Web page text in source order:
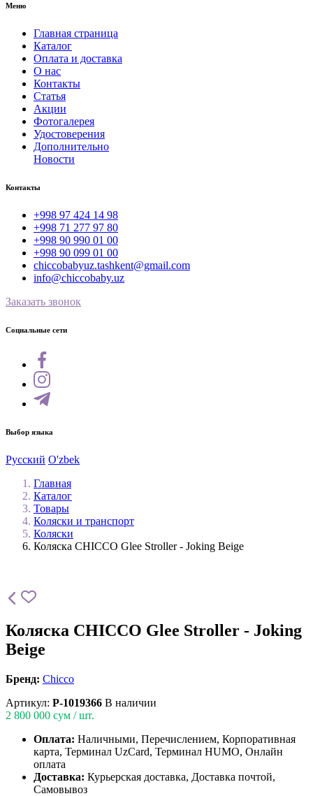
Меню
Главная страница
Каталог
Оплата и доставка
О нас
Контакты
Статья
Акции
Фотогалерея
Удостоверения
Дополнительно
Новости
Контакты
+998 97 424 14 98
+998 71 277 97 80
+998 90 990 01 00
+998 90 099 01 00
chiccobabyuz.tashkent@gmail.com
info@chiccobaby.uz
Заказать звонок
Социальные сети
Выбор языка
Русский O'zbek
Главная
Каталог
Товары
Коляски и транспорт
Коляски
Коляска CHICCO Glee Stroller - Joking Beige
Коляска CHICCO Glee Stroller - Joking
Beige
Бренд: Chicco
Артикул: P-1019366 В наличии
2 800 000 сум / шт.
Оплата: Наличными, Перечислением, Корпоративная
карта, Терминал UzCard, Терминал HUMO, Онлайн
оплата
Доставка: Курьерская доставка, Доставка почтой,
Самовывоз